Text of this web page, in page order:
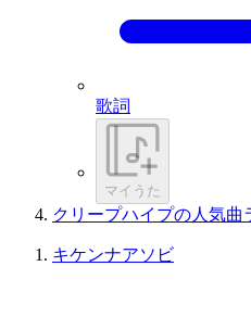
歌詞
マイうた
クリープハイプの人気曲
キケンナアソビ